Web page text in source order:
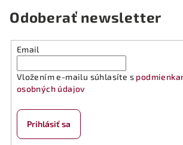
Odoberať newsletter
Email
Vložením e-mailu súhlasíte s
osobných údajov
Prihlásiť sa